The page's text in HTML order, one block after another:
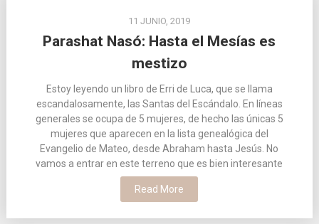
11 JUNIO, 2019
Parashat Nasó: Hasta el Mesías es
mestizo
Estoy leyendo un libro de Erri de Luca, que se llama
escandalosamente, las Santas del Escándalo. En líneas
generales se ocupa de 5 mujeres, de hecho las únicas 5
mujeres que aparecen en la lista genealógica del
Evangelio de Mateo, desde Abraham hasta Jesús. No
vamos a entrar en este terreno que es bien interesante
Read More